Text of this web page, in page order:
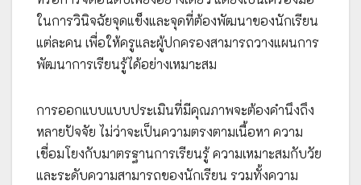
ในการวินิจฉัยจุดแข็งและจุดที่ต้องพัฒนาของนักเรียน
แต่ละคน เพื่อให้ครูและผู้ปกครองสามารถวางแผนการ
พัฒนาการเรียนรู้ได้อย่างเหมาะสม
การออกแบบแบบประเมินที่มีคุณภาพจะต้องคำนึงถึง
หลายปัจจัย ไม่ว่าจะเป็นความตรงตามเนื้อหา ความ
เชื่อมโยงกับมาตรฐานการเรียนรู้ ความเหมาะสมกับวัย
และระดับความสามารถของนักเรียน รวมทั้งความ